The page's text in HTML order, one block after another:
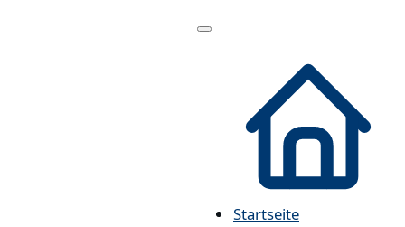
Menü
Startseite